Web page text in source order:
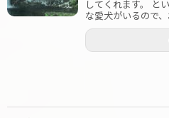
してくれます。 と
な愛犬がいるので